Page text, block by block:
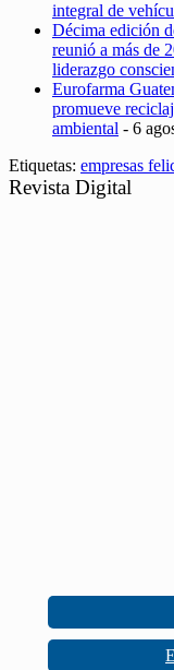
integral de
Décima edición
reunió a más de
liderazgo
Eurofarma
promueve
ambiental - 6
Etiquetas: empresas
Revista Digital